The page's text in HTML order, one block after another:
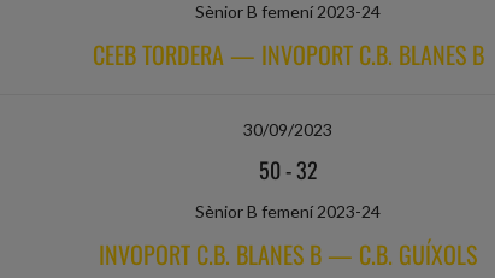
Sènior B femení 2023-24
CEEB TORDERA — INVOPORT C.B. BLANES B
30/09/2023
50-32
Sènior B femení 2023-24
INVOPORT C.B. BLANES B — C.B. GUÍXOLS